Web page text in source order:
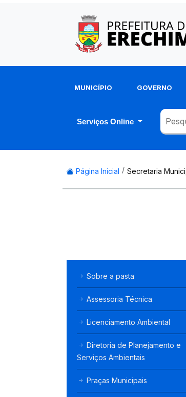
MUNICÍPIO GOVERNO
Serviços Online
Página Inicial Secretaria
Sobre a pasta
Assessoria Técnica
Licenciamento Ambiental
Diretoria de Planejamento e
Serviços Ambientais
Praças Municipais